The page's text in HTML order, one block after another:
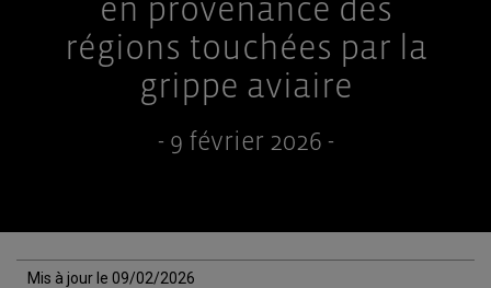
en provenance des
régions touchées par la
grippe aviaire
- 9 février 2026 -
Mis à jour le 09/02/2026